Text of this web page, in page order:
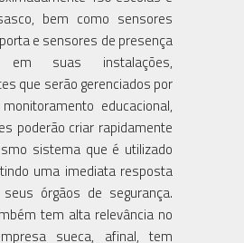
bem como sensores
e sensores de presença
em suas instalações,
que serão gerenciados por
educacional,
poderão criar rapidamente
sistema que é utilizado
uma imediata resposta
órgãos de segurança.
tem alta relevância no
sueca, afinal, tem